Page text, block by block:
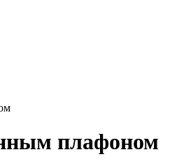
плафоном